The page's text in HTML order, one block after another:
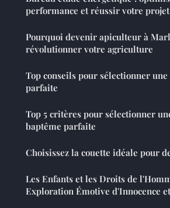
performance et réussir votre projet
Pourquoi devenir apiculteur à
révolutionner votre agriculture
Top conseils pour sélectionner
parfaite
Top 5 critères pour sélectionner
baptême parfaite
Choisissez la couette idéale pour
Les Enfants et les Droits de
Exploration Émotive d'Innocence